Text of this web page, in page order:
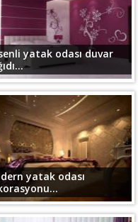
yatak odası duvar
yatak odası